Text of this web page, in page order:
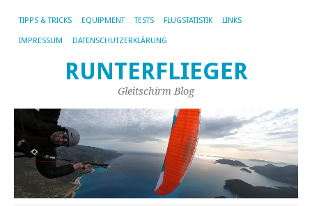
TIPPS & TRICKS EQUIPMENT TESTS FLUGSTATISTIK LINKS
IMPRESSUM DATENSCHUTZERKLÄRUNG
RUNTERFLIEGER
Gleitschirm Blog